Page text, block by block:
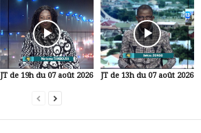
JT de 19h du 07 août 2026 JT de 13h du 07 août 2026